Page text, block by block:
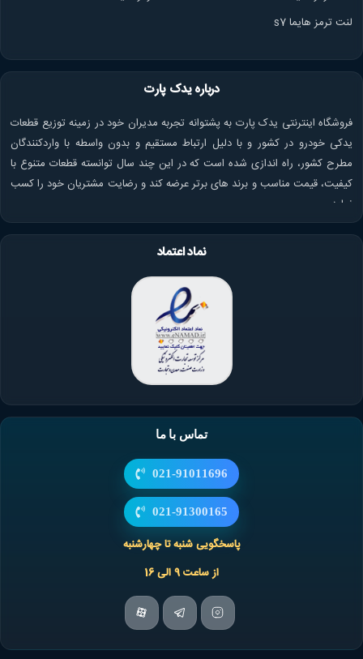
لنت ترمز هایما s7
درباره یدک پارت
فروشگاه اینترنتی یدک پارت به پشتوانه تجربه مدیران خود در زمینه توزیع قطعات
یدکی خودرو در کشور و با دلیل ارتباط مستقیم و بدون واسطه با واردکنندگان
مطرح کشور، راه اندازی شده است که در این چند سال توانسته قطعات متنوع با
کیفیت، قیمت مناسب و برند های برتر عرضه کند و رضایت مشتریان خود را کسب
نماید.
نماد اعتماد
تماس با ما
021-91011696
021-91300165
پاسخگویی شنبه تا چهارشنبه
از ساعت 9 الی 16